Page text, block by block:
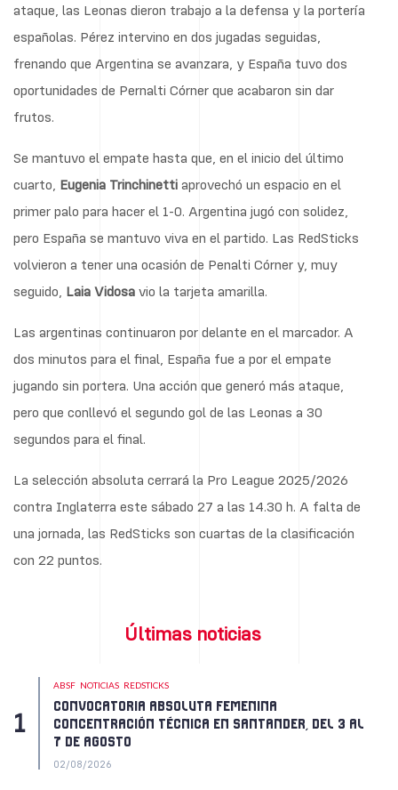
ataque, las Leonas dieron trabajo a la defensa y la portería
españolas. Pérez intervino en dos jugadas seguidas,
frenando que Argentina se avanzara, y España tuvo dos
oportunidades de Pernalti Córner que acabaron sin dar
frutos.
Se mantuvo el empate hasta que, en el inicio del último
cuarto, Eugenia Trinchinetti aprovechó un espacio en el
primer palo para hacer el 1-0. Argentina jugó con solidez,
pero España se mantuvo viva en el partido. Las RedSticks
volvieron a tener una ocasión de Penalti Córner y, muy
seguido, Laia Vidosa vio la tarjeta amarilla.
Las argentinas continuaron por delante en el marcador. A
dos minutos para el final, España fue a por el empate
jugando sin portera. Una acción que generó más ataque,
pero que conllevó el segundo gol de las Leonas a 30
segundos para el final.
La selección absoluta cerrará la Pro League 2025/2026
contra Inglaterra este sábado 27 a las 14.30 h. A falta de
una jornada, las RedSticks son cuartas de la clasificación
con 22 puntos.
Últimas noticias
ABSF NOTICIAS REDSTICKS
CONVOCATORIA ABSOLUTA FEMENINA
CONCENTRACIÓN TÉCNICA EN SANTANDER, DEL 3 AL
7 DE AGOSTO
02/08/2026